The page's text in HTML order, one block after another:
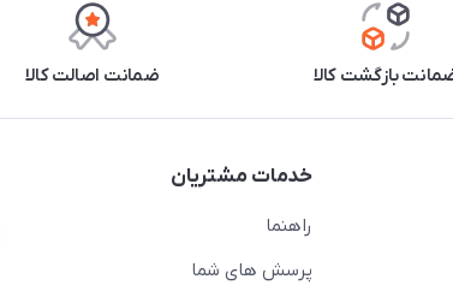
بازگشت کالا ضمانت اصالت کالا
خدمات مشتریان
راهنما
پرسش های شما